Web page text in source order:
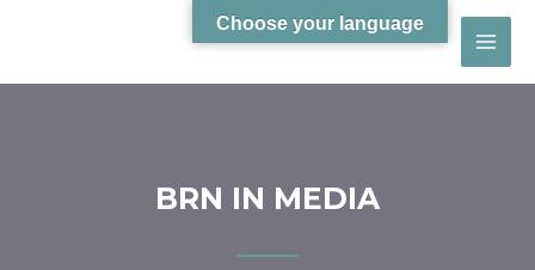
BRN IN MEDIA
Choose your language